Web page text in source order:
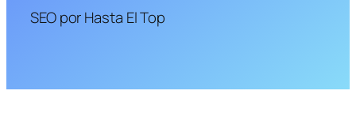
SEO por Hasta El Top